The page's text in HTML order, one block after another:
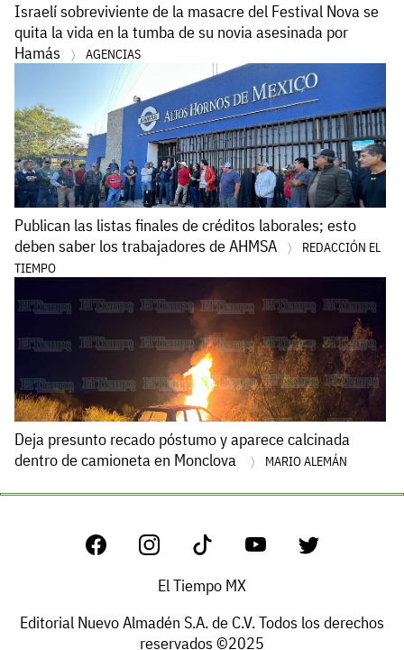
Israelí sobreviviente de la masacre del Festival Nova se
quita la vida en la tumba de su novia asesinada por
Hamás
AGENCIAS
Publican las listas finales de créditos laborales; esto
deben saber los trabajadores de AHMSA
REDACCIÓN EL
TIEMPO
Deja presunto recado póstumo y aparece calcinada
dentro de camioneta en Monclova
MARIO ALEMÁN
El Tiempo MX
Editorial Nuevo Almadén S.A. de C.V. Todos los derechos
reservados ©2025